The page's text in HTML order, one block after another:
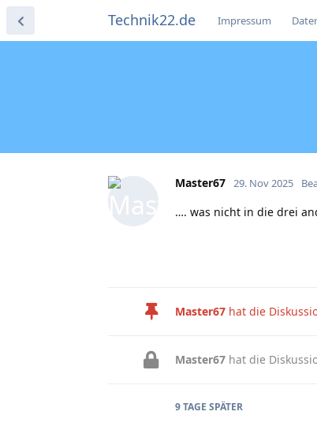
Technik22.de Impressum
Master67 29. Nov 2025
…. was nicht in die drei
Master67 hat die
Master67 hat die
9 TAGE SPÄTER